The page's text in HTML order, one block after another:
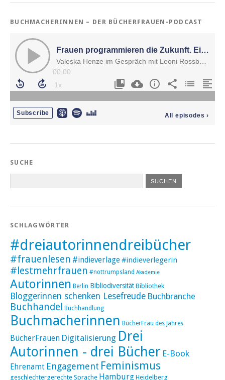
BUCHMACHERINNEN – DER BÜCHERFRAUEN-PODCAST
SUCHE
SCHLAGWÖRTER
#dreiautorinnendreibücher
#frauenlesen #indieverlage#indieverlegerin
#lestmehrfrauen #nottrumpsland Akademie
Autorinnen Berlin Bibliodiversität Bibliothek
Bloggerinnen schenken Lesefreude Buchbranche
Buchhandel Buchhandlung
Buchmacherinnen BücherFrau des Jahres
BücherFrauen Digitalisierung Drei
Autorinnen - drei Bücher E-Book
Ehrenamt Engagement Feminismus
geschlechtergerechte Sprache Hamburg Heidelberg